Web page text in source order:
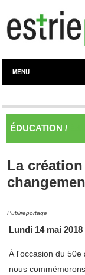
MENU
ÉDUCATION /
La
Publireportage
Lundi 14 mai 2018
À l'occasion du 50e
nous